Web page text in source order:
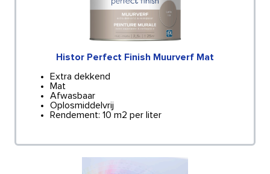
Histor Perfect Finish Muurverf Mat
Extra dekkend
Mat
Afwasbaar
Oplosmiddelvrij
Rendement: 10 m2 per liter